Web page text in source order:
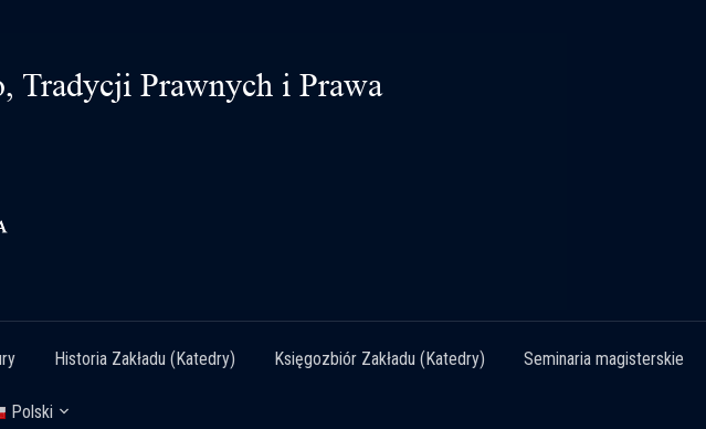
Historia Zakładu (Katedry) Księgozbiór Zakładu (Katedry) Seminaria magisterskie
Polski